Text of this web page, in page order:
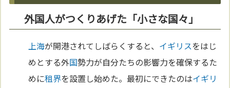
外国人がつくりあげた「小さな国々」
上海が開港されてしばらくすると、 イギリスをはじ
めとする外国勢力が自分たちの影響力を確保するた
めに租界を設置し始めた。最初にできたのはイギリ